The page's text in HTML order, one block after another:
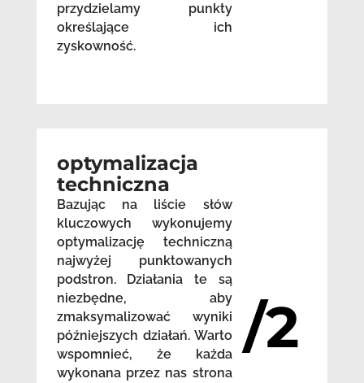
przydzielamy punkty
określające ich
zyskowność.
optymalizacja
techniczna
Bazując na liście słów
kluczowych wykonujemy
optymalizację techniczną
najwyżej punktowanych
podstron. Działania te są
niezbędne, aby
zmaksymalizować wyniki
późniejszych działań. Warto
wspomnieć, że każda
wykonana przez nas strona
/2